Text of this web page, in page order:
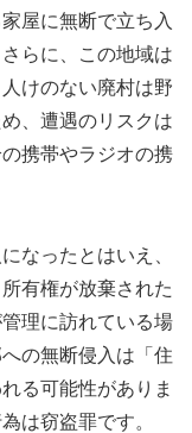
屋に無断で立ち入
らに、この地域は
けのない廃村は野
、遭遇のリスクは
携帯やラジオの携
なったとはいえ、
有権が放棄された
理に訪れている場
の無断侵入は「住
る可能性がありま
は窃盗罪です。